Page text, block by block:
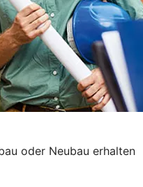
oder Neubau erhalten